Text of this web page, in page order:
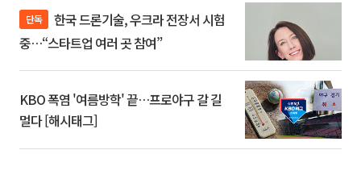
단독
중…“스타트업 여러 곳 참여”
KBO 폭염 '여름방학' 끝…프로야구 갈 길
멀다 [해시태그]